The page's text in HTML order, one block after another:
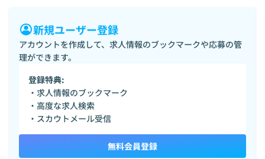
新規ユーザー登録
アカウントを作成して、求人情報のブックマークや応募の管
理ができます。
登録特典:
・求人情報のブックマーク
・高度な求人検索
・スカウトメール受信
無料会員登録